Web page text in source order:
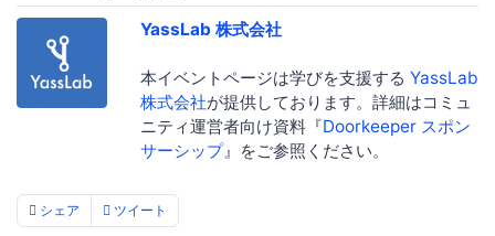
YassLab 株式会社
本イベントページは学びを支援する YassLab
株式会社が提供しております。詳細はコミュ
ニティ運営者向け資料『Doorkeeper スポン
サーシップ』をご参照ください。
シェア ツイート